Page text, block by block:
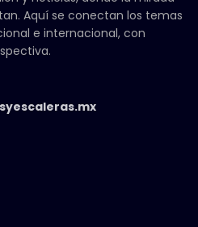
Aquí se conectan los temas
e internacional, con